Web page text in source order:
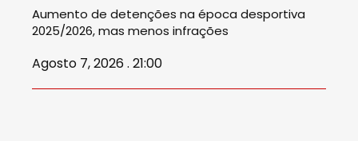
Aumento de detenções na época desportiva
2025/2026, mas menos infrações
Agosto 7, 2026 . 21:00